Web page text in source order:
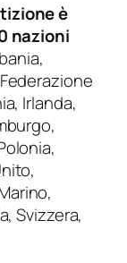
è
nazioni
Irlanda,
Svizzera,